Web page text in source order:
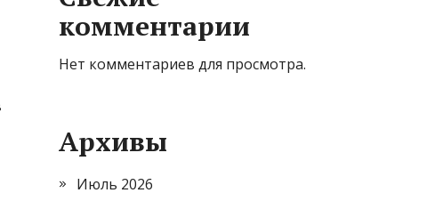
комментарии
Нет комментариев для просмотра.
Архивы
Июль 2026